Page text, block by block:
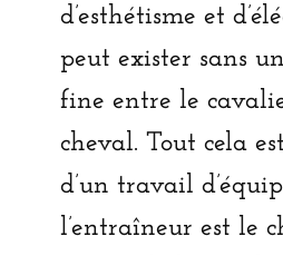
d’esthétisme et
peut exister sans
fine entre le
cheval. Tout cela
d’un travail
l’entraîneur est le